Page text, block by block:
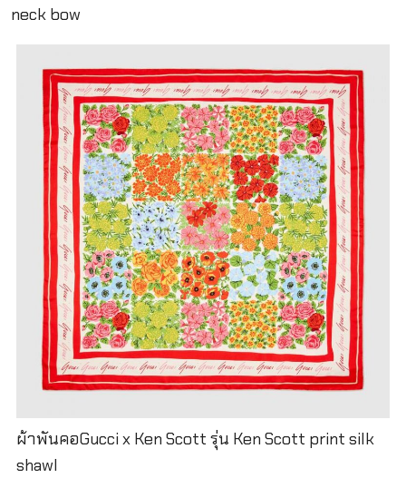
neck bow
ผ้าพันคอGucci x Ken Scott รุ่น Ken Scott print silk
shawl